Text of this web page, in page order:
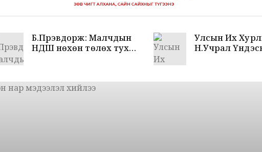
Б.Пүрэвдорж: Малчдын
НДШ нөхөн төлөх тухай
Улсын Их
Н.Учрал